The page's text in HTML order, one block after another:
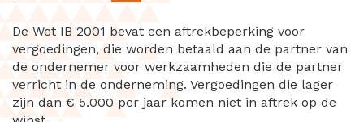
De Wet IB 2001 bevat een aftrekbeperking voor
vergoedingen, die worden betaald aan de partner van
de ondernemer voor werkzaamheden die de partner
verricht in de onderneming. Vergoedingen die lager
zijn dan € 5.000 per jaar komen niet in aftrek op de